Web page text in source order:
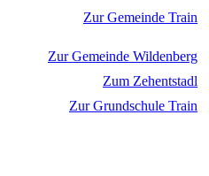
Zur Gemeinde Train
Zur Gemeinde Wildenberg
Zum Zehentstadl
Zur Grundschule Train